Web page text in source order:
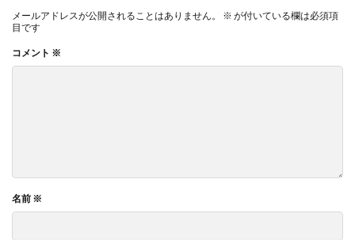
メールアドレスが公開されることはありません。 ※ が付いている欄は必須項
目です
コメント ※
名前 ※